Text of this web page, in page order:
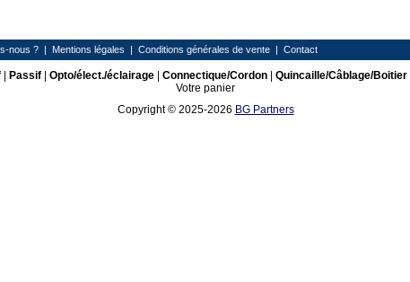
nous ?| Mentions légales | Conditions générales de vente| Contact
| Passif| Opto/élect./éclairage| Connectique/Cordon| Quincaille/Câblage/Boitier|
Votre panier
Copyright © 2025-2026 BG Partners